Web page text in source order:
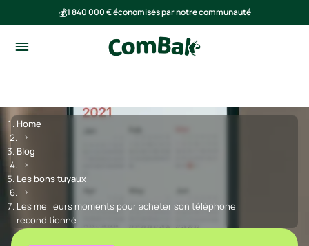
💰1 840 000 € économisés par notre communauté
Home
Blog
Les bons tuyaux
Les meilleurs moments pour acheter son téléphone
reconditionné